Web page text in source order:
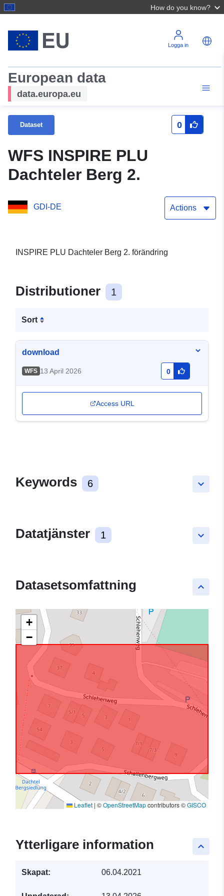
How do you know?
Logga in
European data
data.europa.eu
Dataset 0
WFS INSPIRE PLU
Dachteler Berg 2.
GDI-DE Actions
INSPIRE PLU Dachteler Berg 2. förändring
Distributioner 1
Sort
download
WFS 13 April 2026 0
Access URL
keyboard_arrow_down
Keywords 6
keyboard_arrow_down
Datatjänster 1
keyboard_arrow_up
Datasetsomfattning
+
−
Leaflet | ©OpenStreetMapcontributors ©GISCO
keyboard_arrow_up
Ytterligare information
Skapat: 06.04.2021